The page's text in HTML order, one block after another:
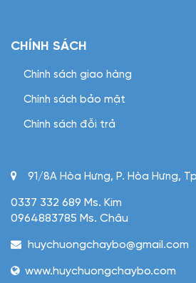
CHÍNH SÁCH
Chính sách giao hàng
Chính sách bảo mật
Chính sách đỗi trả
91/8A Hòa Hưng, P. Hòa Hưng,
0337 332 689 Ms. Kim
0964883785 Ms. Châu
huychuongchaybo@gmail.com
www.huychuongchaybo.com